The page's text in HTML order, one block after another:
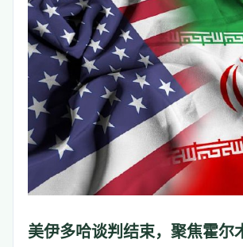
美伊多哈谈判结束，聚焦霍尔